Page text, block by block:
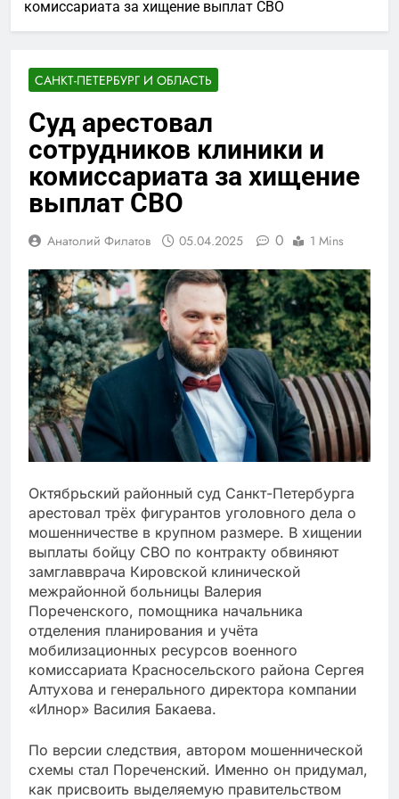
комиссариата за хищение выплат СВО
САНКТ-ПЕТЕРБУРГ И ОБЛАСТЬ
Суд арестовал
сотрудников клиники и
комиссариата за хищение
выплат СВО
Анатолий Филатов 05.04.2025 0 1 Mins
Октябрьский районный суд Санкт-Петербурга
арестовал трёх фигурантов уголовного дела о
мошенничестве в крупном размере. В хищении
выплаты бойцу СВО по контракту обвиняют
замглавврача Кировской клинической
межрайонной больницы Валерия
Пореченского, помощника начальника
отделения планирования и учёта
мобилизационных ресурсов военного
комиссариата Красносельского района Сергея
Алтухова и генерального директора компании
«Илнор» Василия Бакаева.
По версии следствия, автором мошеннической
схемы стал Пореченский. Именно он придумал,
как присвоить выделяемую правительством